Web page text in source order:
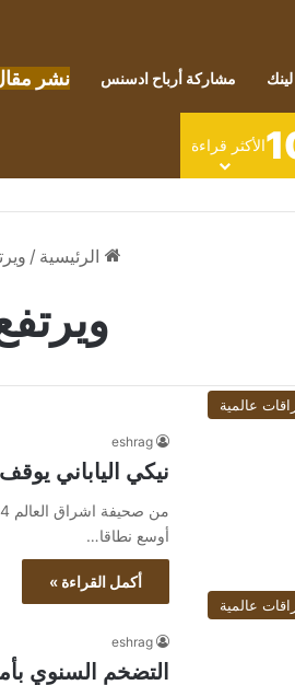
مشاركة أرباح ادسنس نشر
الأكثر قراءة
الرئيسية /
عالمية
eshrag
نيكي الياباني يوقف خسائر 3 جلسات
أوسع نطاقا…
أكمل القراءة »
عالمية
eshrag
التضخم السنوي بأميركا